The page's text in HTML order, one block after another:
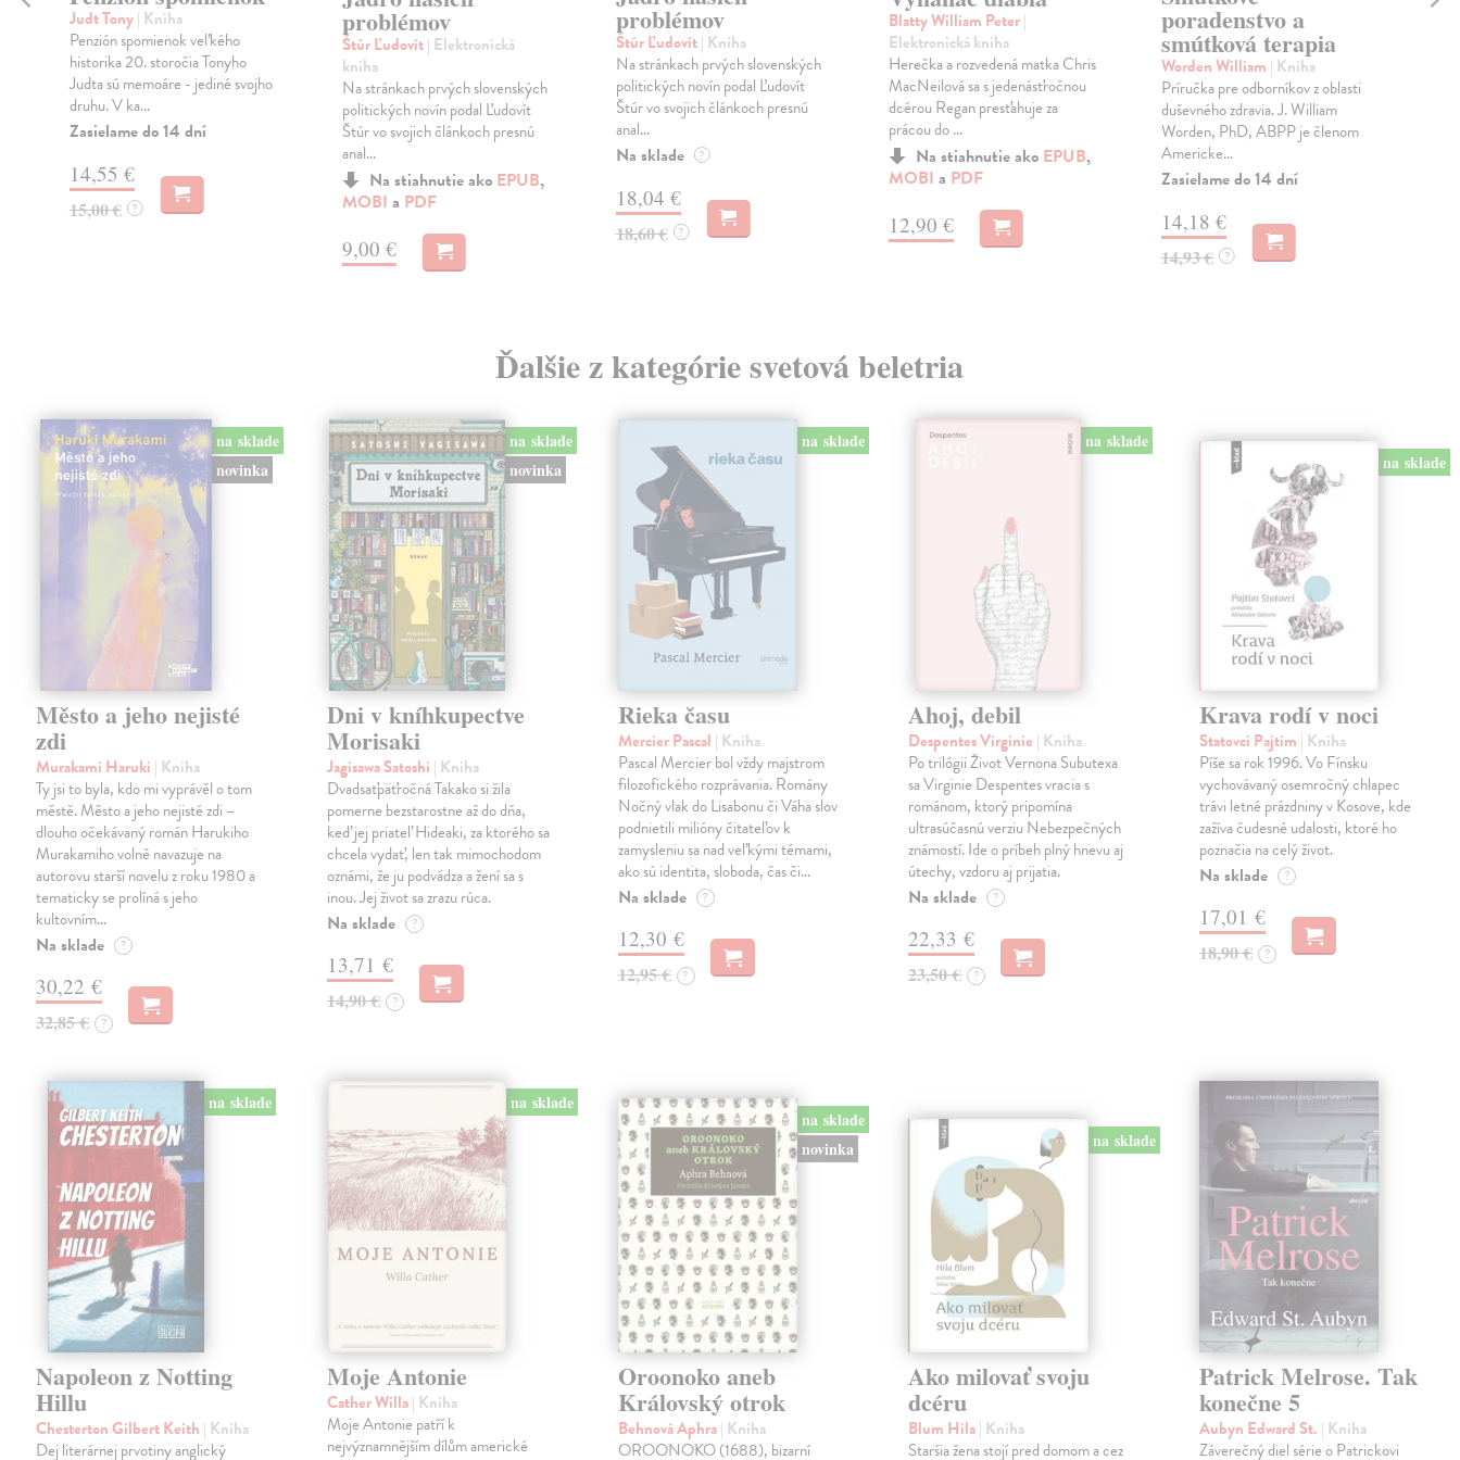
Judt Tony| Kniha
Penzión spomienok veľkého
historika 20. storočia Tonyho
Judta sú memoáre - jediné svojho
druhu. V ka...
Zasielame do 14 dní
14,55 €
15,00 € ?
problémov
Štúr Ľudovít| Elektronická
kniha
Na stránkach prvých slovenských
politických novín podal Ľudovít
Štúr vo svojich článkoch presnú
anal...
Na stiahnutie ako EPUB,
MOBI a PDF
9,00 €
problémov
Štúr Ľudovít| Kniha
Na stránkach prvých slovenských
politických novín podal Ľudovít
Štúr vo svojich článkoch presnú
anal...
Na sklade ?
18,04 €
18,60 € ?
Blatty William Peter|
Elektronická kniha
Herečka a rozvedená matka Chris
MacNeilová sa s jedenásťročnou
dcérou Regan presťahuje za
prácou do ...
Na stiahnutie ako EPUB,
MOBI a PDF
12,90 €
poradenstvo a
smútková terapia
Worden William | Kniha
Príručka pre odborníkov z oblasti
duševného zdravia. J. William
Worden, PhD, ABPP je členom
Americke...
Zasielame do 14 dní
14,18 €
14,93 € ?
Ďalšie z kategórie svetová beletria
na sklade
novinka
Město a jeho nejisté
zdi
Murakami Haruki | Kniha
Ty jsi to byla, kdo mi vyprávěl o tom
městě. Město a jeho nejisté zdi –
dlouho očekávaný román Harukiho
Murakamiho volně navazuje na
autorovu starší novelu z roku 1980 a
tematicky se prolíná s jeho
kultovním…
Na sklade ?
30,22 €
32,85 € ?
na sklade
novinka
Dni v kníhkupectve
Morisaki
Jagisawa Satoshi | Kniha
Dvadsaťpäťročná Takako si žila
pomerne bezstarostne až do dňa,
keď jej priateľ Hideaki, za ktorého sa
chcela vydať, len tak mimochodom
oznámi, že ju podvádza a žení sa s
inou. Jej život sa zrazu rúca.
Na sklade ?
13,71 €
14,90 € ?
na sklade
Rieka času
Mercier Pascal | Kniha
Pascal Mercier bol vždy majstrom
filozofického rozprávania. Romány
Nočný vlak do Lisabonu či Váha slov
podnietili milióny čitateľov k
zamysleniu sa nad veľkými témami,
ako sú identita, sloboda, čas či…
Na sklade ?
12,30 €
12,95 € ?
na sklade
Ahoj, debil
Despentes Virginie | Kniha
Po trilógii Život Vernona Subutexa
sa Virginie Despentes vracia s
románom, ktorý pripomína
ultrasúčasnú verziu Nebezpečných
známostí. Ide o príbeh plný hnevu aj
útechy, vzdoru aj prijatia.
Na sklade ?
22,33 €
23,50 € ?
na sklade
Krava rodí v noci
Statovci Pajtim | Kniha
Píše sa rok 1996. Vo Fínsku
vychovávaný osemročný chlapec
trávi letné prázdniny v Kosove, kde
zažíva čudesné udalosti, ktoré ho
poznačia na celý život.
Na sklade ?
17,01 €
18,90 € ?
na sklade
Napoleon z Notting
Hillu
Chesterton Gilbert Keith | Kniha
Dej literárnej prvotiny anglický
na sklade
Moje Antonie
Cather Willa| Kniha
Moje Antonie patří k
nejvýznamnějším dílům americké
na sklade
novinka
Oroonoko aneb
Královský otrok
Behnová Aphra| Kniha
OROONOKO (1688), bizarní
na sklade
Ako milovať svoju
dcéru
Blum Hila| Kniha
Staršia žena stojí pred domom a cez
Patrick Melrose. Tak
konečne 5
Aubyn Edward St. | Kniha
Záverečný diel série o Patrickovi